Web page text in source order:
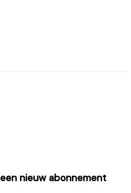
nieuw abonnement